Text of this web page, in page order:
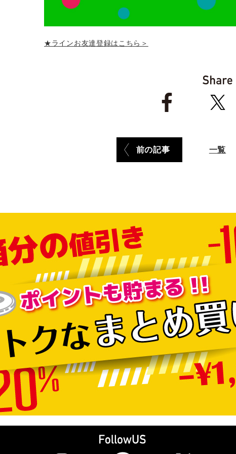
★ラインお友達登録はこちら＞
前の記事 一覧